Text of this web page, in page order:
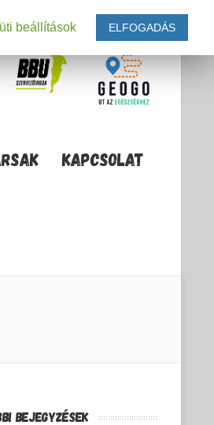
KAPCSOLAT
BEJEGYZÉSEK
beállítások ELFOGADÁS